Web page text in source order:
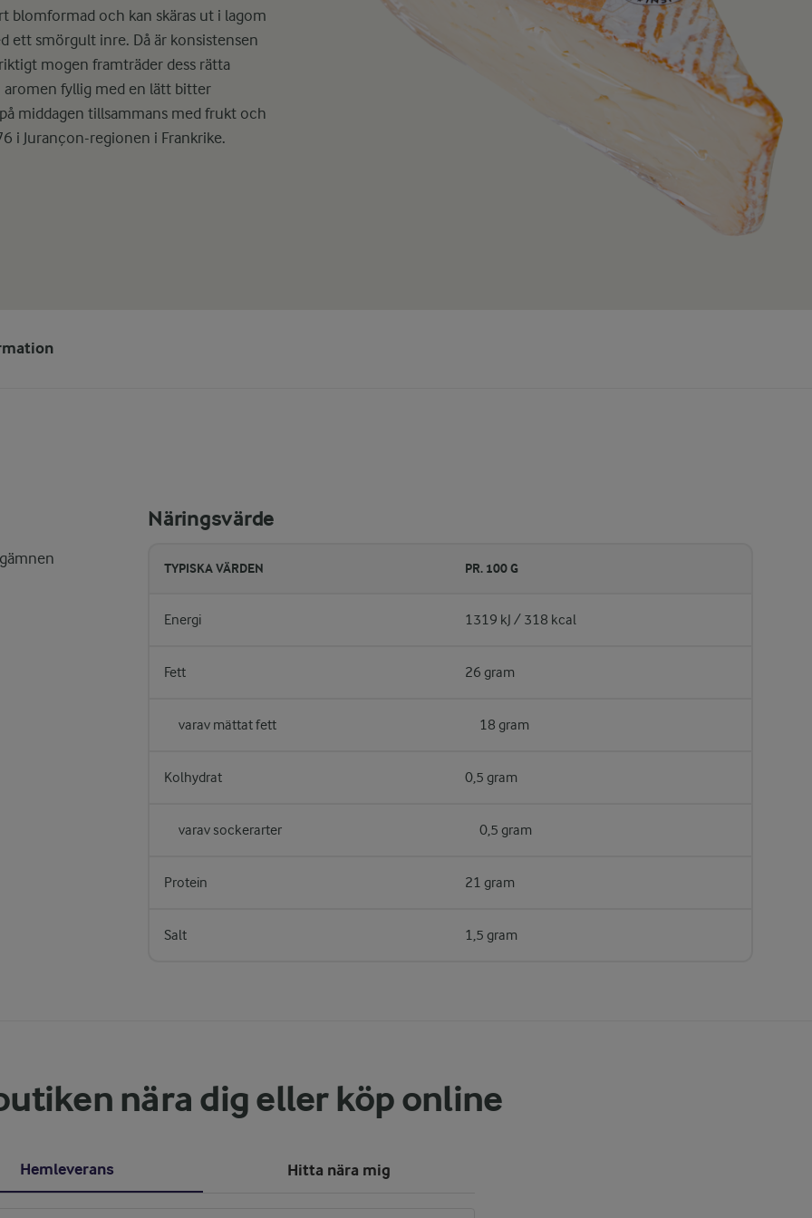
blomformad och kan skäras ut i lagom
ett smörgult inre. Då är konsistensen
mogen framträder dess rätta
aromen fyllig med en lätt bitter
middagen tillsammans med frukt och
i Jurançon-regionen i Frankrike.
Näringsvärde
TYPISKA VÄRDEN PR. 100 G
Energi 1319 kJ / 318 kcal
Fett 26 gram
varav mättat fett 18 gram
Kolhydrat 0,5 gram
varav sockerarter 0,5 gram
Protein 21 gram
Salt 1,5 gram
nära dig eller köp online
Hemleverans Hitta nära mig